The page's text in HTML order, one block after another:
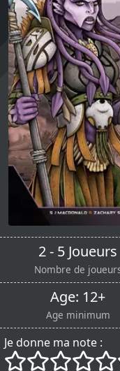
2 - 5 Joueurs
Nombre de
Age: 12+
Age minimum
Je donne ma note :
()
() () ()